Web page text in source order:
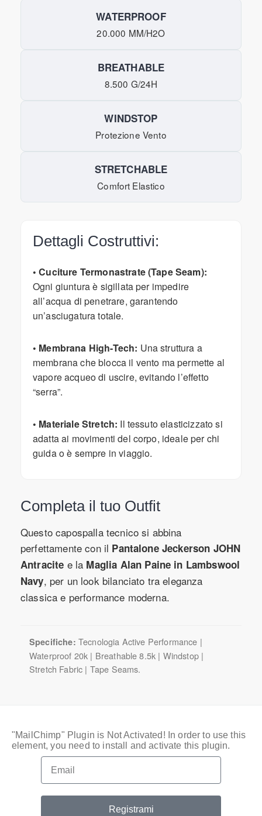
WATERPROOF
20.000 MM/H2O
BREATHABLE
8.500 G/24H
WINDSTOP
Protezione Vento
STRETCHABLE
Comfort Elastico
Dettagli Costruttivi:
• Cuciture Termonastrate (Tape Seam):
Ogni giuntura è sigillata per impedire
all’acqua di penetrare, garantendo
un’asciugatura totale.
• Membrana High-Tech: Una struttura a
membrana che blocca il vento ma permette al
vapore acqueo di uscire, evitando l’effetto
“serra”.
• Materiale Stretch: Il tessuto elasticizzato si
adatta ai movimenti del corpo, ideale per chi
guida o è sempre in viaggio.
Completa il tuo Outfit
Questo capospalla tecnico si abbina
perfettamente con il Pantalone Jeckerson JOHN
Antracite e la Maglia Alan Paine in Lambswool
Navy, per un look bilanciato tra eleganza
classica e performance moderna.
Specifiche: Tecnologia Active Performance |
Waterproof 20k | Breathable 8.5k | Windstop |
Stretch Fabric | Tape Seams.
"MailChimp" Plugin is Not Activated! In order to use this
element, you need to install and activate this plugin.
Registrami